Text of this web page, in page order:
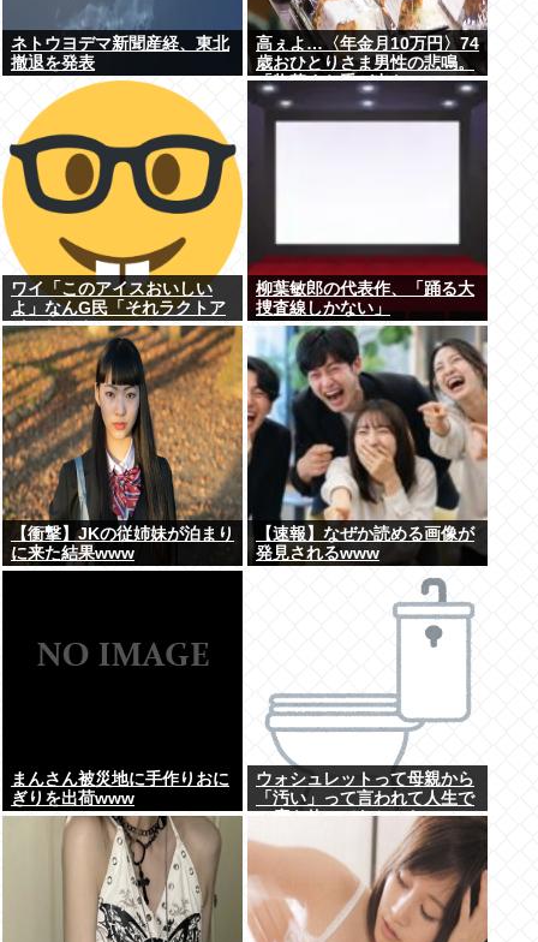
ネトウヨデマ新聞産経、東北
撤退を発表
高ぇよ…〈年金月10万円〉74
歳おひとりさま男性の悲鳴。
「惣菜すら手が出ない」
ワイ「このアイスおいしい
よ」なんG民「それラクトア
イスじゃん」
柳葉敏郎の代表作、「踊る大
捜査線しかない」
【衝撃】JKの従姉妹が泊まり
に来た結果www
【速報】なぜか読める画像が
発見されるwww
まんさん被災地に手作りおに
ぎりを出荷www
ウォシュレットって母親から
「汚い」って言われて人生で
一度も使ってなかった...